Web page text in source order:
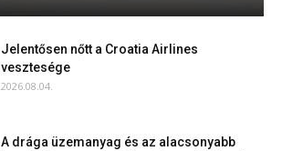
Jelentősen nőtt a Croatia Airlines
vesztesége
2026.08.04.
A drága üzemanyag és az alacsonyabb